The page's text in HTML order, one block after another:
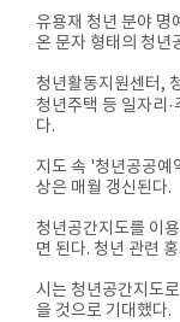
유용재 청년 분야 명
온 문자 형태의 청년
청년활동지원센터,
청년주택 등 일자리
다.
지도 속 '청년공공예
상은 매월 갱신된다.
청년공간지도를 이
면 된다. 청년 관련
시는 청년공간지도
을 것으로 기대했다.